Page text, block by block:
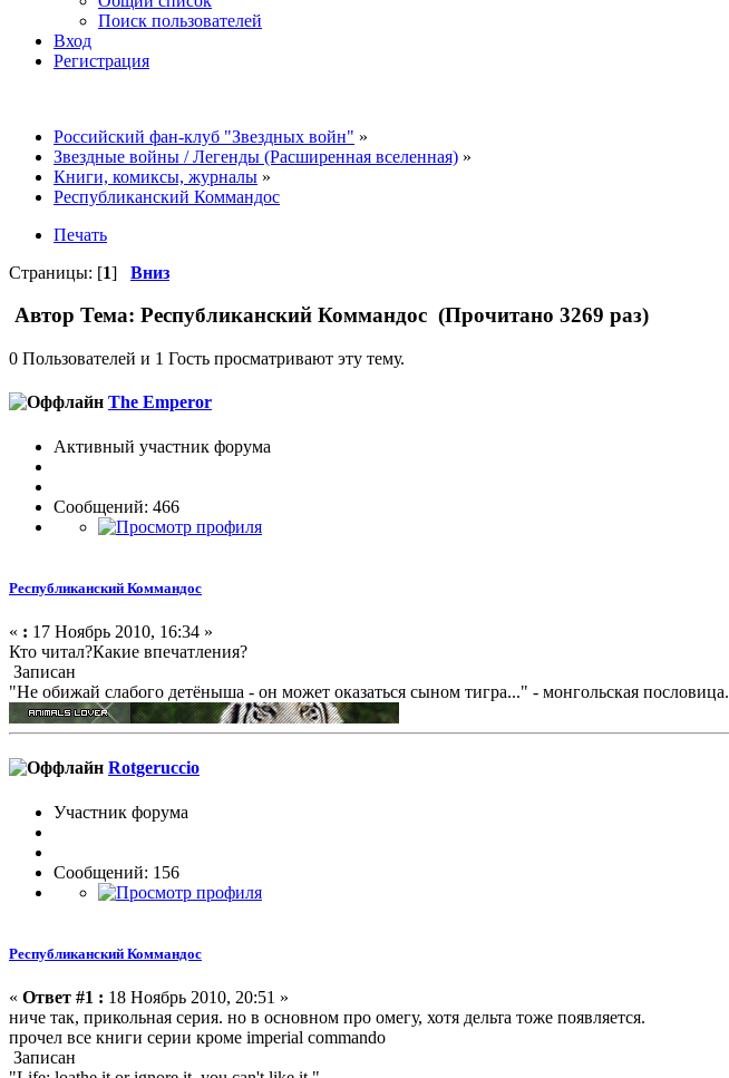
Поиск пользователей
Вход
Регистрация
Российский фан-клуб "Звездных войн" »
Звездные войны / Легенды (Расширенная вселенная) »
Книги, комиксы, журналы »
Республиканский Коммандос
Печать
Страницы: [1] Вниз
Автор Тема: Республиканский Коммандос (Прочитано 3269 раз)
0 Пользователей и 1 Гость просматривают эту тему.
The Emperor
Активный участник форума
Сообщений: 466
Республиканский Коммандос
« : 17 Ноябрь 2010, 16:34 »
Кто читал?Какие впечатления?
Записан
"Не обижай слабого детёныша - он может оказаться сыном тигра..." - монгольская пословица.
Rotgeruccio
Участник форума
Сообщений: 156
Республиканский Коммандос
« Ответ #1 : 18 Ноябрь 2010, 20:51 »
ниче так, прикольная серия. но в основном про омегу, хотя дельта тоже появляется.
прочел все книги серии кроме imperial commando
Записан